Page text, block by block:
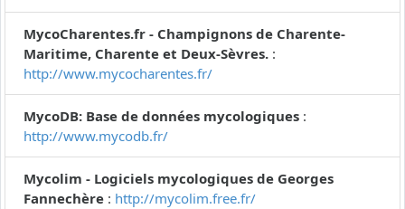
MycoCharentes.fr - Champignons de Charente-
Maritime, Charente et Deux-Sèvres. :
http://www.mycocharentes.fr/
MycoDB: Base de données mycologiques :
http://www.mycodb.fr/
Mycolim - Logiciels mycologiques de Georges
Fannechère : http://mycolim.free.fr/